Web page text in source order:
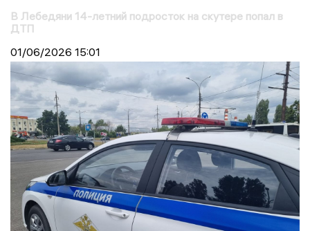
В Лебедяни 14-летний подросток на скутере попал в
ДТП
01/06/2026 15:01